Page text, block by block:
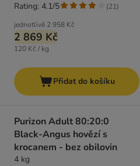
jednotlivě 2 958 Kč
2 869 Kč
120 Kč / kg
Rating: 4.1/5 (21)
Přidat do košíku
Purizon Adult 80:20:0
Black-Angus hovězí s
krocanem - bez obilovin
4 kg